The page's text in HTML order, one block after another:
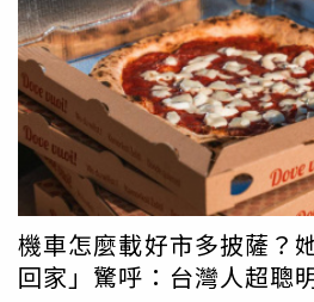
他們；但這一天，他們可以自在的
家扶資歷的潘惠珍表示，一套感統
助，到今天活動的款待，這股愛的
的現在與未來。（圖／方萬民攝）
擔任新北大同育幼院院長的潘惠珍
與過活動的遲緩兒家長都很感謝有
參加圍爐，「因為孩子的特殊狀
理解而受到特殊眼光，家長也會特
別人；但在這裡，他們因為被接納
長來說，都是特別珍貴的時光。」
地址：新北市淡水區中山北路二
食品 金額：49元春水堂（樹林秀
樹林區樹新路40-6號 消費項目：
元Uber Eats 外送費用 地址：新
390號7樓 消費項目：外送服務
能數位服務） 地址：桃園市龜
目：服務費 金額：11元（中獎最
園觀音濱海店） 地址：桃園市觀
號 消費項目：食品 金額：49元
市） 地址：新竹市東區慈濟路
機車怎麼載好市多披薩？
回家」驚呼：台灣人超聰